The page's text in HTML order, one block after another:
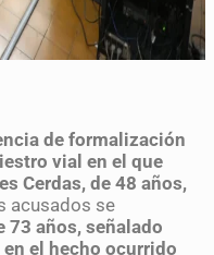
de formalización
vial en el que
Cerdas, de 48 años,
acusados se
73 años, señalado
el hecho ocurrido